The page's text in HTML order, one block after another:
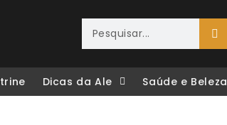
Dicas da Ale Saúde e Beleza